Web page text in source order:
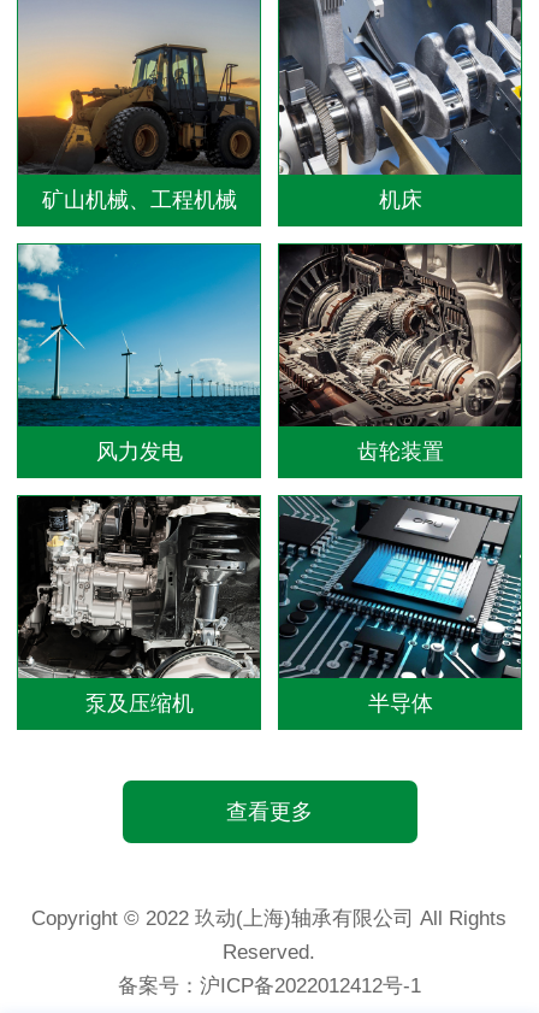
矿山机械、工程机械 机床
风力发电 齿轮装置
泵及压缩机 半导体
查看更多
Copyright © 2022 玖动(上海)轴承有限公司 All Rights
Reserved.
备案号： 沪ICP备2022012412号-1